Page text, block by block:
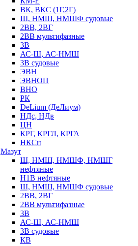
ВК, ВКС (1Г,2Г)
Ш, НМШ, НМШФ судовые
2ВВ, 2ВГ
2ВВ мультифазные
3В
АС-Ш, АС-НМШ
3В судовые
ЭВН
ЭВНОП
ВНО
РК
DeLium (ДеЛиум)
НДс, НДв
ЦН
КРГ, КРГЛ, КРГА
НКСн
Мазут
Ш, НМШ, НМШФ, НМШГ
нефтяные
Н1В нефтяные
Ш, НМШ, НМШФ судовые
2ВВ, 2ВГ
2ВВ мультифазные
3В
АС-Ш, АС-НМШ
3В судовые
КВ